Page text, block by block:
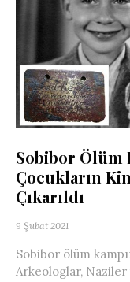
Sobibor Ölüm
Çocukların
Çıkarıldı
9 Şubat 2021
Sobibor ölüm
Arkeologlar, Naziler